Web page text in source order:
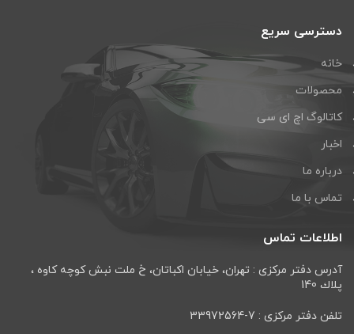
دسترسی سریع
خانه
محصولات
کاتالوگ اچ ای سی
اخبار
درباره ما
تماس با ما
اطلاعات تماس
آدرس دفتر مرکزی : تهران، خيابان اكباتان، خ ملت نبش كوچه كاوه ،
پلاك 140
تلفن دفتر مرکزی : 7-33972564